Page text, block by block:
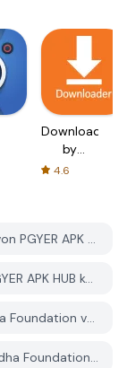
Downloader
by
AFTVnews
4.6
Wie lade ich Swayamsiddha Foundation von PGYER APK HUB herunter?
Ist das Swayamsiddha Foundation auf PGYER APK HUB kostenlos zum Download?
Benötige ich ein Konto, um Swayamsiddha Foundation von PGYER APK HUB herunterzuladen?
Wie kann ich ein Problem mit Swayamsiddha Foundation auf PGYER APK HUB melden?